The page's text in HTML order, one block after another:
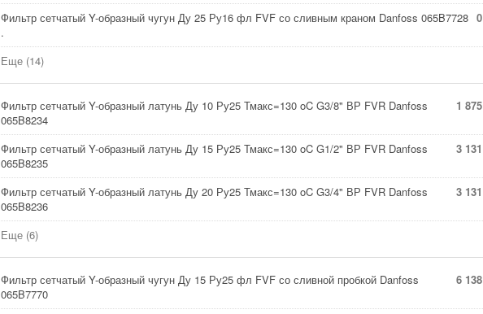
Фильтр сетчатый Y-образный чугун Ду 25 Ру16 фл FVF со сливным краном Danfoss 065B7728
.
0
Еще (14)
Фильтр сетчатый Y-образный латунь Ду 10 Ру25 Тмакс=130 oC G3/8" ВР FVR Danfoss
065B8234
1 875
Фильтр сетчатый Y-образный латунь Ду 15 Ру25 Тмакс=130 oC G1/2" ВР FVR Danfoss
065B8235
3 131
Фильтр сетчатый Y-образный латунь Ду 20 Ру25 Тмакс=130 oC G3/4" ВР FVR Danfoss
065B8236
3 131
Еще (6)
Фильтр сетчатый Y-образный чугун Ду 15 Ру25 фл FVF со сливной пробкой Danfoss
065B7770
6 138